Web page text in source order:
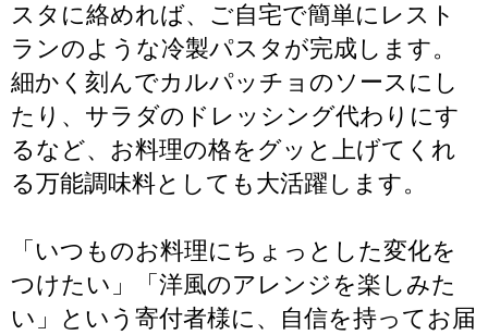
スタに絡めれば、ご自宅で簡単にレスト
ランのような冷製パスタが完成します。
細かく刻んでカルパッチョのソースにし
たり、サラダのドレッシング代わりにす
るなど、お料理の格をグッと上げてくれ
る万能調味料としても大活躍します。
「いつものお料理にちょっとした変化を
つけたい」「洋風のアレンジを楽しみた
い」という寄付者様に、自信を持ってお届